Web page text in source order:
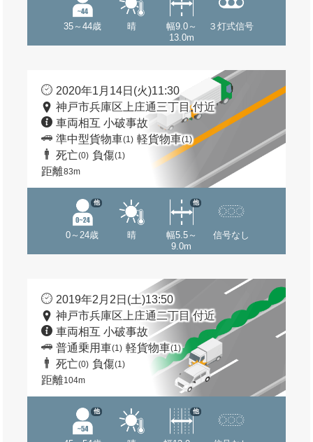
35～44歳 晴
幅9.0～
13.0m
３灯式信号
2020年1月14日(火)11:30
神戸市兵庫区上庄通三丁目 付近
車両相互 小破事故
準中型貨物車(1) 軽貨物車(1)
死亡(0) 負傷(1)
距離83m
0～24歳
他
晴
幅5.5～
9.0m
他
信号なし
2019年2月2日(土)13:50
神戸市兵庫区上庄通二丁目 付近
車両相互 小破事故
普通乗用車(1) 軽貨物車(1)
死亡(0) 負傷(1)
距離104m
他 他